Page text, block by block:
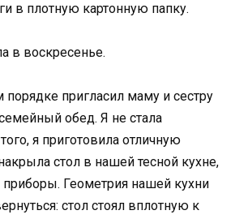
в плотную картонную папку.
в воскресенье.
порядке пригласил маму и сестру
обед. Я не стала
я приготовила отличную
стол в нашей тесной кухне,
Геометрия нашей кухни
стол стоял вплотную к